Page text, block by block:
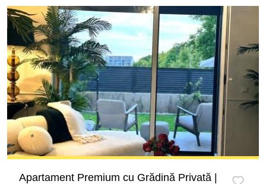
Apartament Premium cu Grădină Privată |